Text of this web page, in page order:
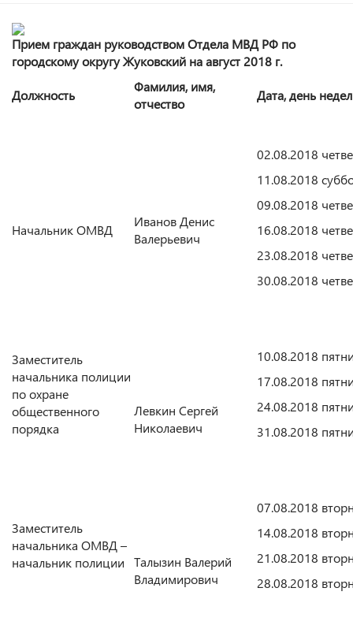
Прием граждан руководством Отдела МВД РФ по
городскому округу Жуковский на август 2018 г.
Должность
Фамилия, имя,
отчество
Дата, день
Начальник ОМВД
Иванов Денис
Валерьевич
02.08.2018
11.08.2018
09.08.2018
16.08.2018
23.08.2018
30.08.2018
Заместитель
начальника полиции
по охране
общественного
порядка
Левкин Сергей
Николаевич
10.08.2018
17.08.2018
24.08.2018
31.08.2018
Заместитель
начальника ОМВД –
начальник полиции
Талызин Валерий
Владимирович
07.08.2018
14.08.2018
21.08.2018
28.08.2018